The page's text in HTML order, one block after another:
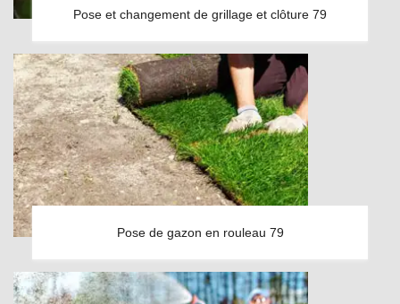
Pose et changement de grillage et clôture 79
Pose de gazon en rouleau 79